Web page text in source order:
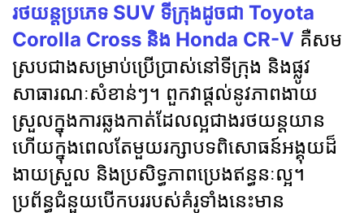
រថយន្តប្រភេទ SUV ទីក្រុងដូចជា Toyota
Corolla Cross និង Honda CR-V គឺសម
ស្របជាងសម្រាប់ប្រើប្រាស់នៅទីក្រុង និងផ្លូវ
សាធារណៈសំខាន់ៗ។ ពួកវាផ្ដល់នូវភាពងាយ
ស្រួលក្នុងការឆ្លងកាត់ដែលល្អជាងរថយន្តយាន
ហើយក្នុងពេលតែមួយរក្សាបទពិសោធន៍អង្គុយដ៏
ងាយស្រួល និងប្រសិទ្ធភាពប្រេងឥន្ធនៈល្អ។
ប្រព័ន្ធជំនួយបើកបររបស់គំរូទាំងនេះមាន